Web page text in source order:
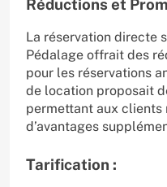
Réductions et
La réservation directe
Pédalage offrait des
pour les réservations
de location proposait
permettant aux
d’avantages
Tarification :